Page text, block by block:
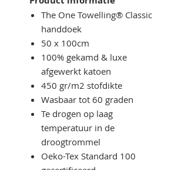
The One Towelling® Classic
handdoek
50 x 100cm
100% gekamd & luxe
afgewerkt katoen
450 gr/m2 stofdikte
Wasbaar tot 60 graden
Te drogen op laag
temperatuur in de
droogtrommel
Oeko-Tex Standard 100